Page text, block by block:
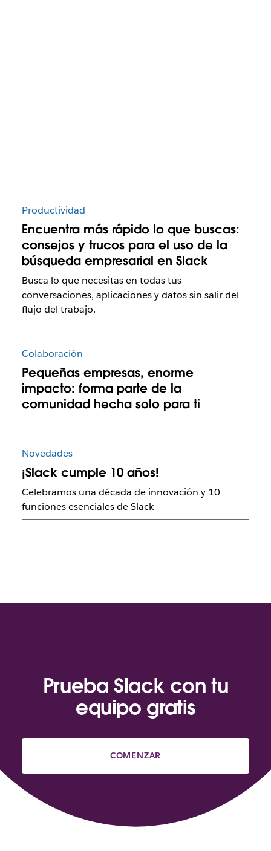
Productividad
Encuentra más rápido lo que buscas:
consejos y trucos para el uso de la
búsqueda empresarial en Slack
Busca lo que necesitas en todas tus
conversaciones, aplicaciones y datos sin salir del
flujo del trabajo.
Colaboración
Pequeñas empresas, enorme
impacto: forma parte de la
comunidad hecha solo para ti
Novedades
¡Slack cumple 10 años!
Celebramos una década de innovación y 10
funciones esenciales de Slack
Prueba Slack con tu
equipo gratis
COMENZAR